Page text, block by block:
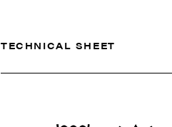
TECHNICAL SHEET